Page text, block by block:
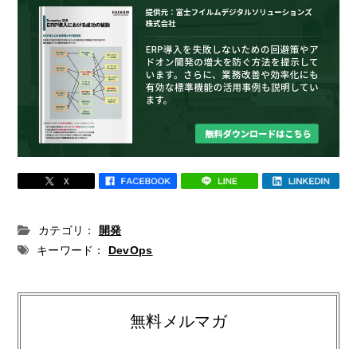
カテゴリ：
開発
キーワード：
DevOps
無料メルマガ